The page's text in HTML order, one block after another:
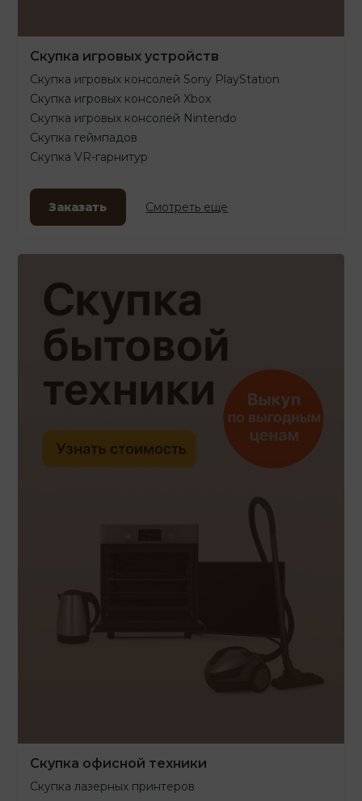
Скупка игровых устройств
Скупка игровых консолей Sony PlayStation
Скупка игровых консолей Xbox
Скупка игровых консолей Nintendo
Скупка геймпадов
Скупка VR-гарнитур
Заказать Смотреть еще
Скупка офисной техники
Скупка лазерных принтеров